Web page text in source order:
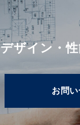
デザイン・
お問